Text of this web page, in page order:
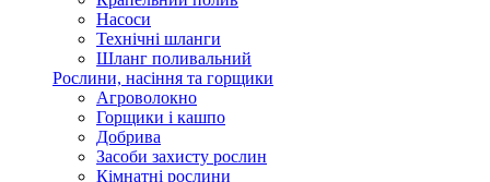
Насоси
Технічні шланги
Шланг поливальний
Рослини, насіння та горщики
Агроволокно
Горщики і кашпо
Добрива
Засоби захисту рослин
Кімнатні рослини